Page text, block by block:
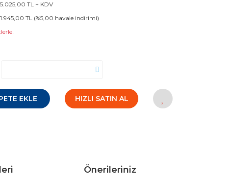
TL + KDV
TL (%5,00 havale indirimi)
EKLE HIZLI SATIN AL
Önerileriniz